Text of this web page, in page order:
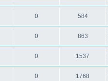
0 584
0 863
0 1537
0 1768